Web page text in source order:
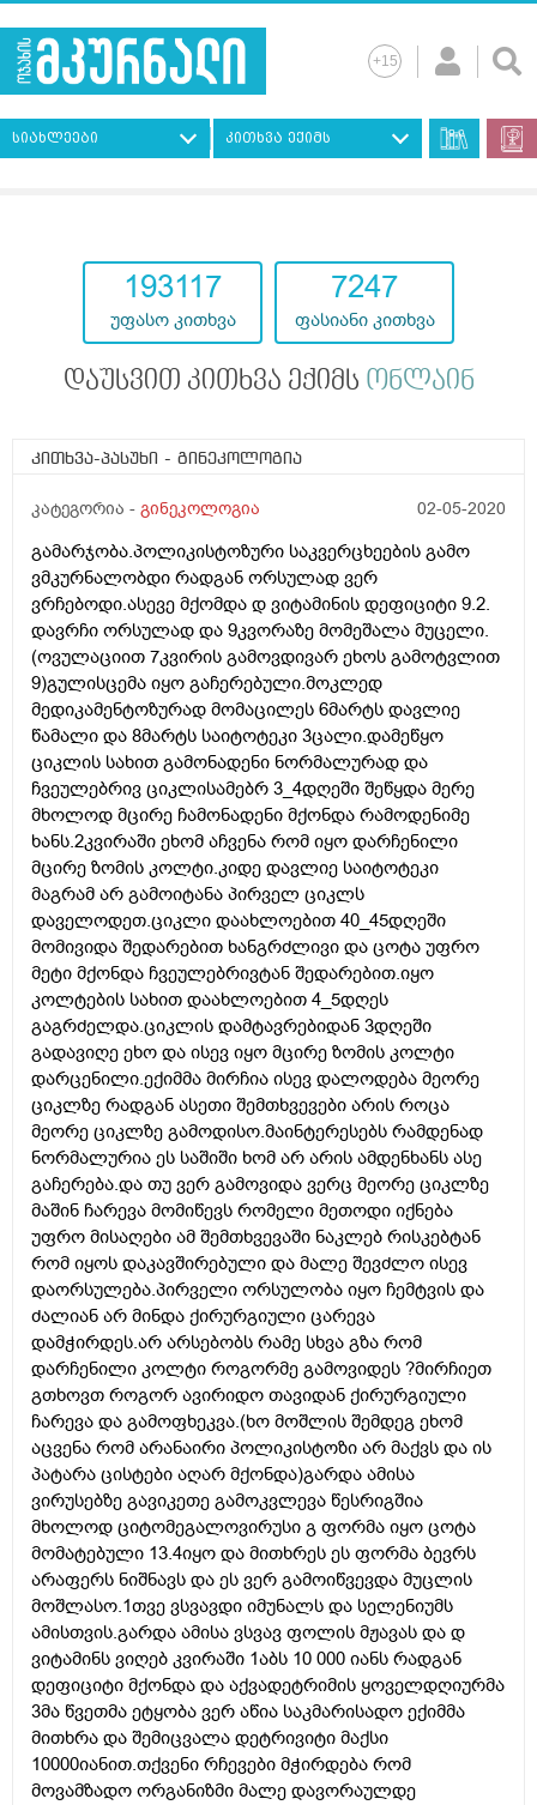
სიახლეები კითხვა ექიმს
193117
უფასო კითხვა
7247
ფასიანი კითხვა
დაუსვით კითხვა ექიმს ონლაინ
კითხვა-პასუხი - გინეკოლოგია
კატეგორია - გინეკოლოგია 02-05-2020
გამარჯობა.პოლიკისტოზური საკვერცხეების გამო
ვმკურნალობდი რადგან ორსულად ვერ
ვრჩებოდი.ასევე მქომდა დ ვიტამინის დეფიციტი 9.2.
დავრჩი ორსულად და 9კვორაზე მომეშალა მუცელი.
(ოვულაციით 7კვირის გამოვდივარ ეხოს გამოტვლით
9)გულისცემა იყო გაჩერებული.მოკლედ
მედიკამენტოზურად მომაცილეს 6მარტს დავლიე
წამალი და 8მარტს საიტოტეკი 3ცალი.დამეწყო
ციკლის სახით გამონადენი ნორმალურად და
ჩვეულებრივ ციკლისამებრ 3_4დღეში შეწყდა მერე
მხოლოდ მცირე ჩამონადენი მქონდა რამოდენიმე
ხანს.2კვირაში ეხომ აჩვენა რომ იყო დარჩენილი
მცირე ზომის კოლტი.კიდე დავლიე საიტოტეკი
მაგრამ არ გამოიტანა პირველ ციკლს
დაველოდეთ.ციკლი დაახლოებით 40_45დღეში
მომივიდა შედარებით ხანგრძლივი და ცოტა უფრო
მეტი მქონდა ჩვეულებრივტან შედარებით.იყო
კოლტების სახით დაახლოებით 4_5დღეს
გაგრძელდა.ციკლის დამტავრებიდან 3დღეში
გადავიღე ეხო და ისევ იყო მცირე ზომის კოლტი
დარცენილი.ექიმმა მირჩია ისევ დალოდება მეორე
ციკლზე რადგან ასეთი შემთხვევები არის როცა
მეორე ციკლზე გამოდისო.მაინტერესებს რამდენად
ნორმალურია ეს საშიში ხომ არ არის ამდენხანს ასე
გაჩერება.და თუ ვერ გამოვიდა ვერც მეორე ციკლზე
მაშინ ჩარევა მომიწევს რომელი მეთოდი იქნება
უფრო მისაღები ამ შემთხვევაში ნაკლებ რისკებტან
რომ იყოს დაკავშირებული და მალე შევძლო ისევ
დაორსულება.პირველი ორსულობა იყო ჩემტვის და
ძალიან არ მინდა ქირურგიული ცარევა
დამჭირდეს.არ არსებობს რამე სხვა გზა რომ
დარჩენილი კოლტი როგორმე გამოვიდეს ?მირჩიეთ
გთხოვთ როგორ ავირიდო თავიდან ქირურგიული
ჩარევა და გამოფხეკვა.(ხო მოშლის შემდეგ ეხომ
აცვენა რომ არანაირი პოლიკისტოზი არ მაქვს და ის
პატარა ცისტები აღარ მქონდა)გარდა ამისა
ვირუსებზე გავიკეთე გამოკვლევა წესრიგშია
მხოლოდ ციტომეგალოვირუსი გ ფორმა იყო ცოტა
მომატებული 13.4იყო და მითხრეს ეს ფორმა ბევრს
არაფერს ნიშნავს და ეს ვერ გამოიწვევდა მუცლის
მოშლასო.1თვე ვსვავდი იმუნალს და სელენიუმს
ამისთვის.გარდა ამისა ვსვავ ფოლის მჟავას და დ
ვიტამინს ვიღებ კვირაში 1აბს 10 000 იანს რადგან
დეფიციტი მქონდა და აქვადეტრიმის ყოველდღიურმა
3მა წვეთმა ეტყობა ვერ აწია საკმარისადო ექიმმა
მითხრა და შემიცვალა დეტრივიტი მაქსი
10000იანით.თქვენი რჩევები მჭირდება რომ
მოვამზადო ორგანიზმი მალე დავორაულდე